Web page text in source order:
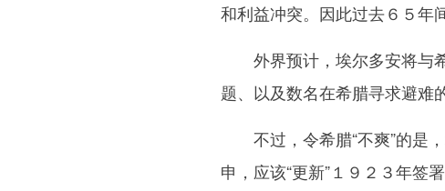
和利益冲突。因此过去６５年
外界预计，埃尔多安将与
题、以及数名在希腊寻求避难
不过，令希腊“不爽”的是，
申，应该“更新”１９２３年签